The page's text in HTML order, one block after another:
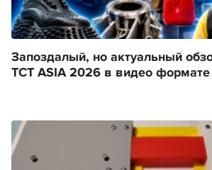
Запоздалый, но актуальный
TCT ASIA 2026 в видео формате